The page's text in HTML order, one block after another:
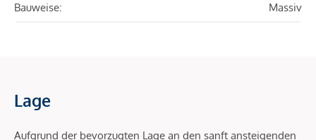
Bauweise: Massiv
Lage
Aufgrund der bevorzugten Lage an den sanft ansteigenden